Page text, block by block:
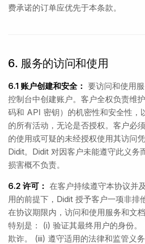
费承诺的订单应优先于本条款。
6. 服务的访问和使用
6.1 账户创建和安全： 要访问和使用
控制台中创建账户。客户全权负责维
码和 API 密钥）的机密性和安全性，
的所有活动，无论是否授权。客户必
的使用或可疑的未经授权使用其访问
Didit。Didit 对因客户未能遵守此义务
损害概不负责。
6.2 许可： 在客户持续遵守本协议并
用的前提下，Didit 授予客户一项非排
在协议期限内，访问和使用服务和文
特别是： (i) 验证其最终用户的身份。
欺诈。 (iii) 遵守适用的法律和监管义